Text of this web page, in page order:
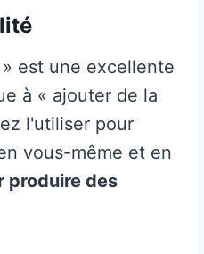
est une excellente
à « ajouter de la
l'utiliser pour
vous-même et en
produire des